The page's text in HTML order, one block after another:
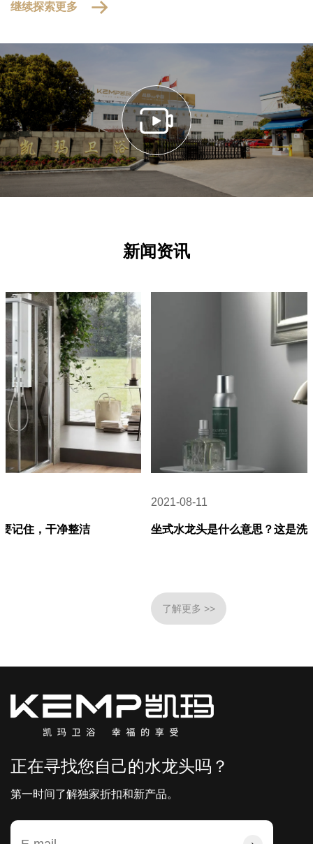
继续探索更多
新闻资讯
坐式水龙头是什么意思？这是洗脸盆上常见的水龙头
正在寻找您自己的水龙头吗？
第一时间了解独家折扣和新产品。